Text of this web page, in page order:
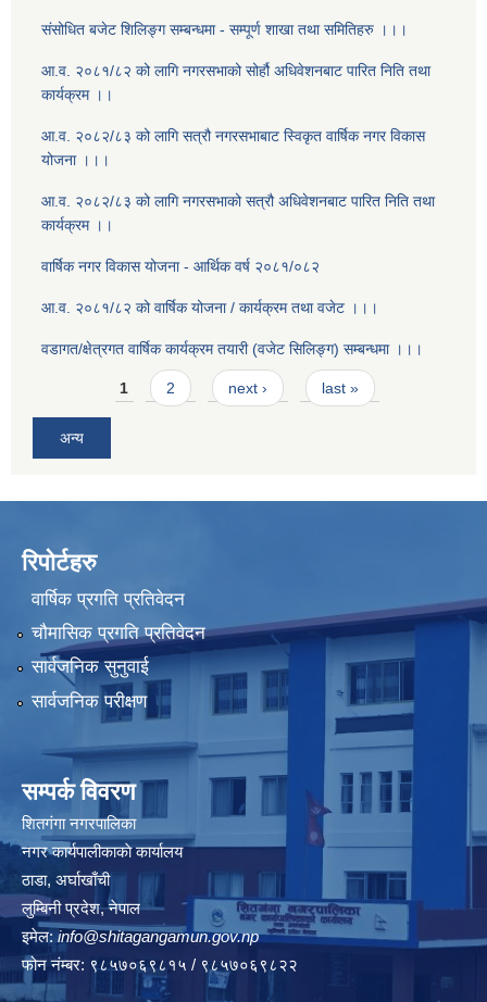
संसोधित बजेट शिलिङ्ग सम्बन्धमा - सम्पूर्ण शाखा तथा समितिहरु ।।।
आ.व. २०८१/८२ को लागि नगरसभाको सोर्हौ अधिवेशनबाट पारित निति तथा
कार्यक्रम ।।
आ.व. २०८२/८३ को लागि सत्रौ नगरसभाबाट स्विकृत वार्षिक नगर विकास
योजना ।।।
आ.व. २०८२/८३ को लागि नगरसभाको सत्रौ अधिवेशनबाट पारित निति तथा
कार्यक्रम ।।
वार्षिक नगर विकास योजना - आर्थिक वर्ष २०८१/०८२
आ.व. २०८१/८२ को वार्षिक योजना / कार्यक्रम तथा वजेट ।।।
वडागत/क्षेत्रगत वार्षिक कार्यक्रम तयारी (वजेट सिलिङ्ग) सम्बन्धमा ।।।
Pages1 2 next › last »
अन्य
रिपोर्टहरु
वार्षिक प्रगति प्रतिवेदन
चौमासिक प्रगति प्रतिवेदन
सार्वजनिक सुनुवाई
सार्वजनिक परीक्षण
सम्पर्क विवरण
शितगंगा नगरपालिका
नगर कार्यपालीकाकाे कार्यालय
ठाडा, अर्घाखाँची
लुम्बिनी प्रदेश, नेपाल
इमेल: info@shitagangamun.gov.np
फोन नंम्बर: ९८५७०६९८१५ / ९८५७०६९८२२